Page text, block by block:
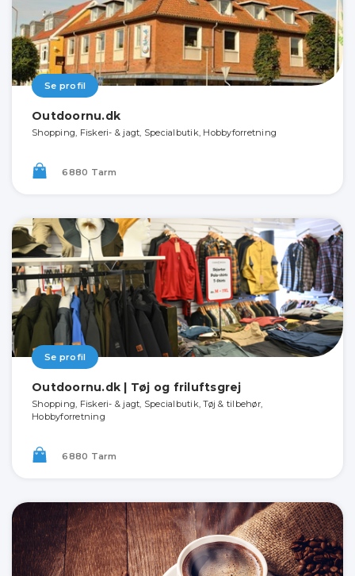
Se profil
Outdoornu.dk
Shopping, Fiskeri- & jagt, Specialbutik, Hobbyforretning
6880 Tarm
Se profil
Outdoornu.dk | Tøj og friluftsgrej
Shopping, Fiskeri- & jagt, Specialbutik, Tøj & tilbehør,
Hobbyforretning
6880 Tarm